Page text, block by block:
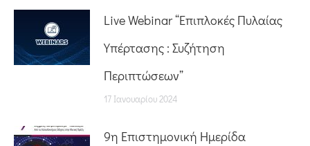
Live Webinar “Επιπλοκές Πυλαίας
Υπέρτασης : Συζήτηση
Περιπτώσεων”
17 Ιανουαρίου 2024
9η Επιστημονική Ημερίδα